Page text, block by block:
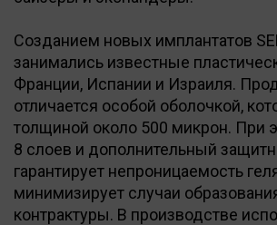
Созданием новых имплантатов
занимались известные
Франции, Испании и Израиля.
отличается особой оболочкой,
толщиной около 500 микрон. При
8 слоев и дополнительный
гарантирует непроницаемость
минимизирует случаи
контрактуры. В производстве